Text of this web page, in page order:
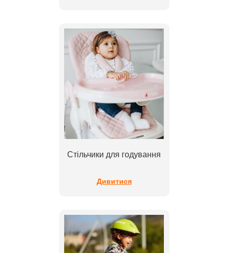
Стільчики для годування
Дивитися